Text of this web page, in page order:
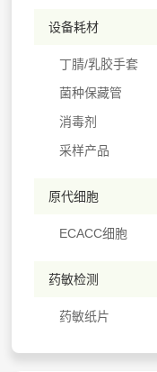
设备耗材
丁腈/乳胶手套
菌种保藏管
消毒剂
采样产品
原代细胞
ECACC细胞
药敏检测
药敏纸片